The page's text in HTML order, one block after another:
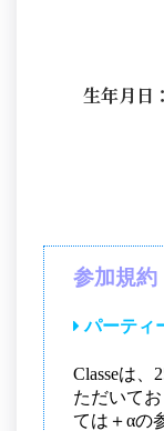
生年月日：